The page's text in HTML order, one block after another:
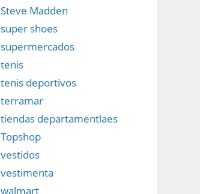
Steve Madden
super shoes
supermercados
tenis
tenis deportivos
terramar
tiendas departamentlaes
Topshop
vestidos
vestimenta
walmart